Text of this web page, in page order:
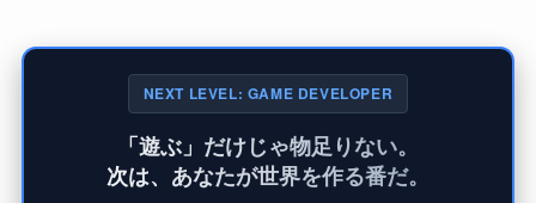
NEXT LEVEL: GAME DEVELOPER
「遊ぶ」だけじゃ物足りない。
次は、あなたが世界を作る番だ。